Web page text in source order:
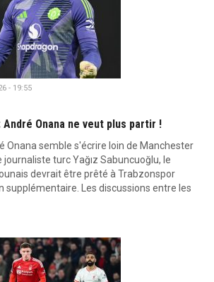
- 19:55
Onana ne veut plus partir !
Onana semble s'écrire loin de Manchester
journaliste turc Yağız Sabuncuoğlu, le
devrait être prêté à Trabzonspor
supplémentaire. Les discussions entre les